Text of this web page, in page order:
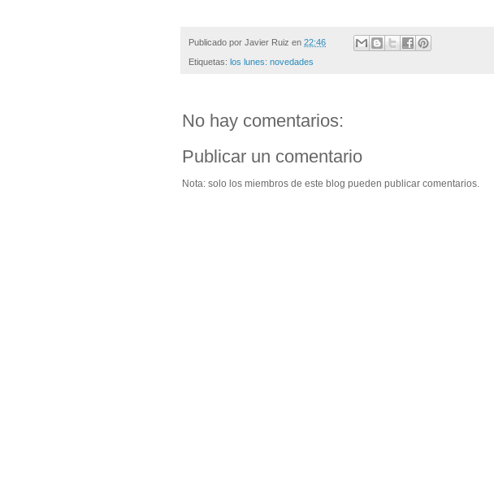
Publicado por Javier Ruiz en 22:46
Etiquetas: los lunes: novedades
No hay comentarios:
Publicar un comentario
Nota: solo los miembros de este blog pueden publicar comentarios.